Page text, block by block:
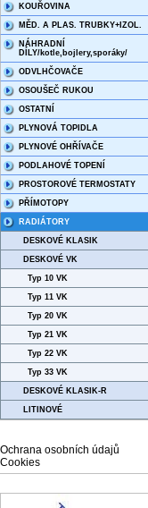
KOUŘOVINA
MĚD. A PLAS. TRUBKY+IZOL.
NÁHRADNÍ
DÍLY/kotle,bojlery,sporáky/
ODVLHČOVAČE
OSOUŠEČ RUKOU
OSTATNÍ
PLYNOVÁ TOPIDLA
PLYNOVÉ OHŘÍVAČE
PODLAHOVÉ TOPENÍ
PROSTOROVÉ TERMOSTATY
PŘÍMOTOPY
RADIÁTORY
DESKOVÉ KLASIK
DESKOVÉ VK
Typ 10 VK
Typ 11 VK
Typ 20 VK
Typ 21 VK
Typ 22 VK
Typ 33 VK
DESKOVÉ KLASIK-R
LITINOVÉ
Ochrana osobních údajů
Cookies